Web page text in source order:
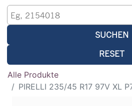
SUCHEN
RESET
Alle Produkte
PIRELLI 235/45 R17 97V XL